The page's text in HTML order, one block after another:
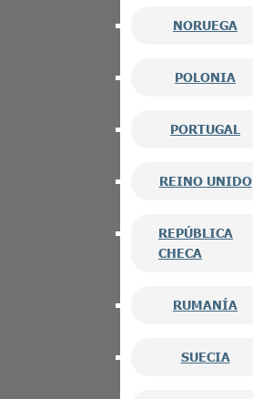
NORUEGA
POLONIA
PORTUGAL
REINO UNIDO
REPÚBLICA
CHECA
RUMANÍA
SUECIA